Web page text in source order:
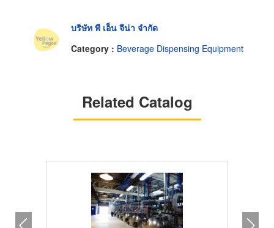
บริษัท พี เอ็น จีน่า จำกัด
Category : Beverage Dispensing Equipment
Related Catalog